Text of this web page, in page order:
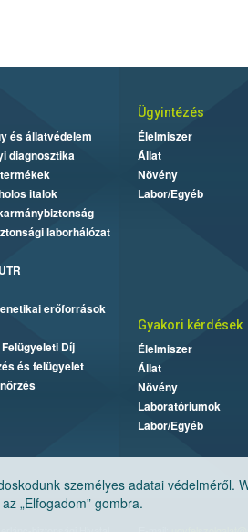
személyes adatai védelméről.
„Elfogadom” gombra.
és állatvédelem
diagnosztika
italok
laborhálózat
erőforrások
Díj
és felügyelet
Ügyintézés
Élelmiszer
Állat
Növény
Labor/Egyéb
Gyakori kérdések
Élelmiszer
Állat
Növény
Laboratóriumok
Labor/Egyéb